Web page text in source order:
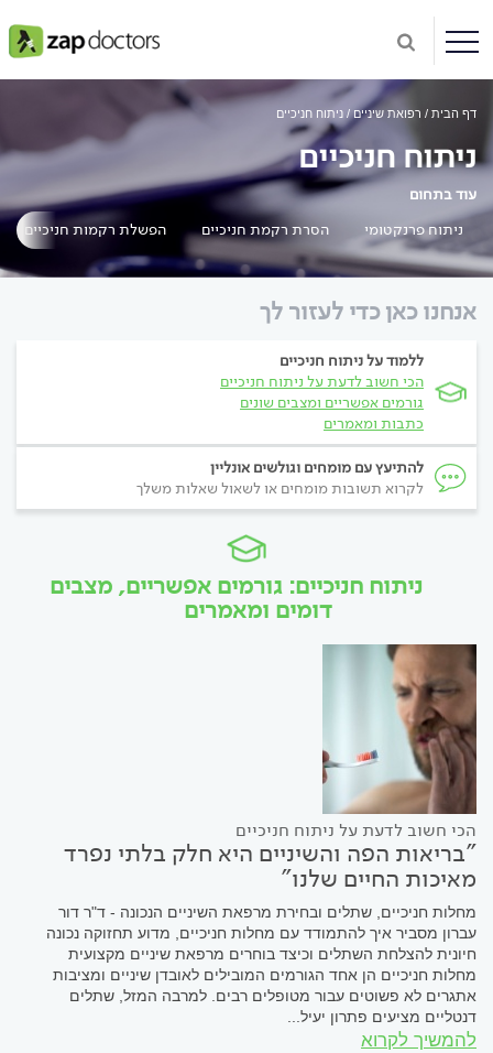
דף הבית רפואת שיניים ניתוח חניכיים
ניתוח חניכיים
עוד בתחום
ניתוח פרנקטומי
הסרת רקמת חניכיים הפשלת רקמות חניכיים
אנחנו כאן כדי לעזור לך
ללמוד על ניתוח חניכיים
הכי חשוב לדעת על ניתוח חניכיים
גורמים אפשריים ומצבים שונים
כתבות ומאמרים
להתיעץ עם מומחים וגולשים אונליין
לקרוא תשובות מומחים או לשאול שאלות משלך
ניתוח חניכיים: גורמים אפשריים, מצבים
דומים ומאמרים
הכי חשוב לדעת על ניתוח חניכיים
"בריאות הפה והשיניים היא חלק בלתי נפרד
מאיכות החיים שלנו"
מחלות חניכיים, שתלים ובחירת מרפאת השיניים הנכונה - ד"ר דור
עברון מסביר איך להתמודד עם מחלות חניכיים, מדוע תחזוקה נכונה
חיונית להצלחת השתלים וכיצד בוחרים מרפאת שיניים מקצועית
מחלות חניכיים הן אחד הגורמים המובילים לאובדן שיניים ומציבות
אתגרים לא פשוטים עבור מטופלים רבים. למרבה המזל, שתלים
דנטליים מציעים פתרון יעיל...
להמשיך לקרוא